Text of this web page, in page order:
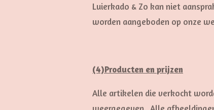
Luierkado & Zo kan niet
worden aangeboden op onze
(4)Producten en prijzen
Alle artikelen die verkocht